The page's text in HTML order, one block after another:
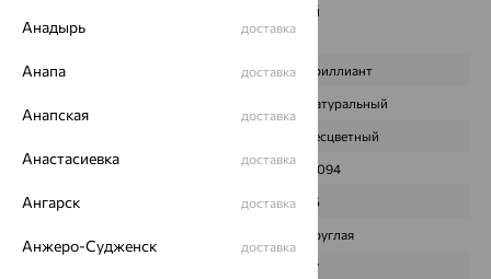
Бесцветный
Характеристика вставки:
ВИД КАМНЯ Бриллиант
Натуральный
Бесцветный
ВЕС 0,094
КОЛИЧЕСТВО 25
Круглая
57
Анадырь доставка
Анапа доставка
Анапская доставка
Анастасиевка доставка
Ангарск доставка
Анжеро-Судженск доставка